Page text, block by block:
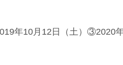
年10月12日（土）③2020